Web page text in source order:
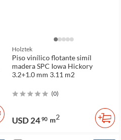
Holztek
Piso vinílico flotante simíl
madera SPC Iowa Hickory
3.2+1.0 mm 3.11 m2
(0)
USD 2490 m2